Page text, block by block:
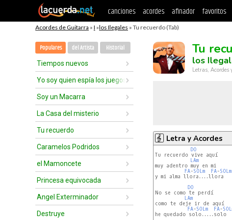
canciones acordes afinador favoritos
Acordes de Guitarra » I »los Ilegales » Tu recuerdo (Tab)
Populares del Artista Historial
Tiempos nuevos
Yo soy quien espía los juegos de los niños
Soy un Macarra
La Casa del misterio
Tu recuerdo
Caramelos Podridos
el Mamoncete
Princesa equivocada
Angel Exterminador
Destruye
Tu
los
Letras,
Letra y Acordes
DO
Tu recuerdo vive aquí
LAm
muy adentro muy en mi
FA-SOLm FA-SOLm
y mi alma llora....llora
DO
No se como te perdí
LAm
como te deje ir de aquí
FA-SOLm FA-
he quedado solo.....solo